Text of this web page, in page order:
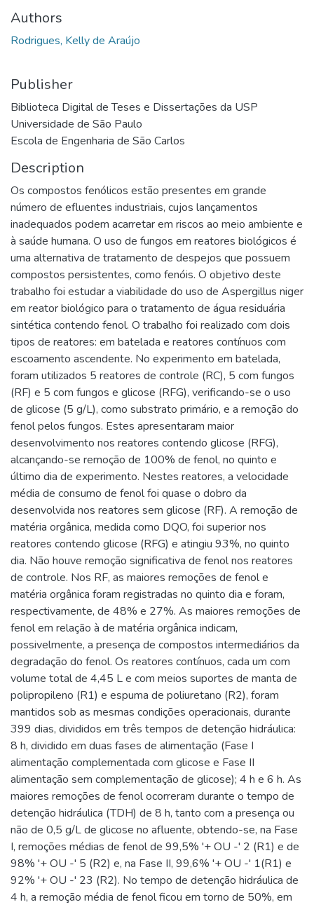
Authors
Rodrigues, Kelly de Araújo
Publisher
Biblioteca Digital de Teses e Dissertações da USP
Universidade de São Paulo
Escola de Engenharia de São Carlos
Description
Os compostos fenólicos estão presentes em grande
número de efluentes industriais, cujos lançamentos
inadequados podem acarretar em riscos ao meio ambiente e
à saúde humana. O uso de fungos em reatores biológicos é
uma alternativa de tratamento de despejos que possuem
compostos persistentes, como fenóis. O objetivo deste
trabalho foi estudar a viabilidade do uso de Aspergillus niger
em reator biológico para o tratamento de água residuária
sintética contendo fenol. O trabalho foi realizado com dois
tipos de reatores: em batelada e reatores contínuos com
escoamento ascendente. No experimento em batelada,
foram utilizados 5 reatores de controle (RC), 5 com fungos
(RF) e 5 com fungos e glicose (RFG), verificando-se o uso
de glicose (5 g/L), como substrato primário, e a remoção do
fenol pelos fungos. Estes apresentaram maior
desenvolvimento nos reatores contendo glicose (RFG),
alcançando-se remoção de 100% de fenol, no quinto e
último dia de experimento. Nestes reatores, a velocidade
média de consumo de fenol foi quase o dobro da
desenvolvida nos reatores sem glicose (RF). A remoção de
matéria orgânica, medida como DQO, foi superior nos
reatores contendo glicose (RFG) e atingiu 93%, no quinto
dia. Não houve remoção significativa de fenol nos reatores
de controle. Nos RF, as maiores remoções de fenol e
matéria orgânica foram registradas no quinto dia e foram,
respectivamente, de 48% e 27%. As maiores remoções de
fenol em relação à de matéria orgânica indicam,
possivelmente, a presença de compostos intermediários da
degradação do fenol. Os reatores contínuos, cada um com
volume total de 4,45 L e com meios suportes de manta de
polipropileno (R1) e espuma de poliuretano (R2), foram
mantidos sob as mesmas condições operacionais, durante
399 dias, divididos em três tempos de detenção hidráulica:
8 h, dividido em duas fases de alimentação (Fase I
alimentação complementada com glicose e Fase II
alimentação sem complementação de glicose); 4 h e 6 h. As
maiores remoções de fenol ocorreram durante o tempo de
detenção hidráulica (TDH) de 8 h, tanto com a presença ou
não de 0,5 g/L de glicose no afluente, obtendo-se, na Fase
I, remoções médias de fenol de 99,5% '+ OU -' 2 (R1) e de
98% '+ OU -' 5 (R2) e, na Fase II, 99,6% '+ OU -' 1(R1) e
92% '+ OU -' 23 (R2). No tempo de detenção hidráulica de
4 h, a remoção média de fenol ficou em torno de 50%, em